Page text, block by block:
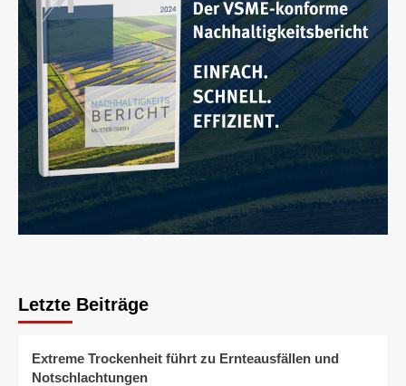
Letzte Beiträge
Extreme Trockenheit führt zu Ernteausfällen und
Notschlachtungen